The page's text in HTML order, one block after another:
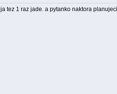
ja tez 1 raz jade. a pytanko naktora